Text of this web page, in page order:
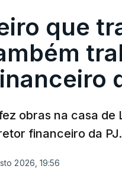
que
obras na casa
financeiro da PJ.
2026, 19:56